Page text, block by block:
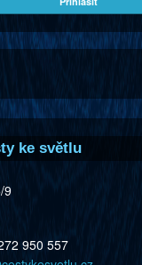
ke světlu
9
950 557